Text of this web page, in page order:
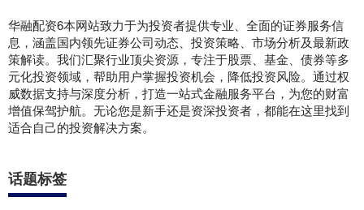
华融配资6本网站致力于为投资者提供专业、全面的证券服务信
息，涵盖国内领先证券公司动态、投资策略、市场分析及最新政
策解读。我们汇聚行业顶尖资源，专注于股票、基金、债券等多
元化投资领域，帮助用户掌握投资机会，降低投资风险。通过权
威数据支持与深度分析，打造一站式金融服务平台，为您的财富
增值保驾护航。无论您是新手还是资深投资者，都能在这里找到
适合自己的投资解决方案。
话题标签